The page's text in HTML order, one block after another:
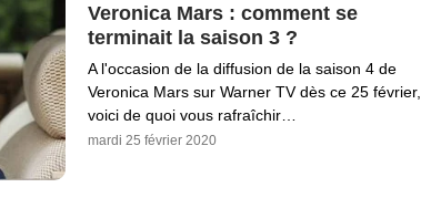
Veronica Mars : comment se
terminait la saison 3 ?
A l'occasion de la diffusion de la saison 4 de
Veronica Mars sur Warner TV dès ce 25 février,
voici de quoi vous rafraîchir…
mardi 25 février 2020